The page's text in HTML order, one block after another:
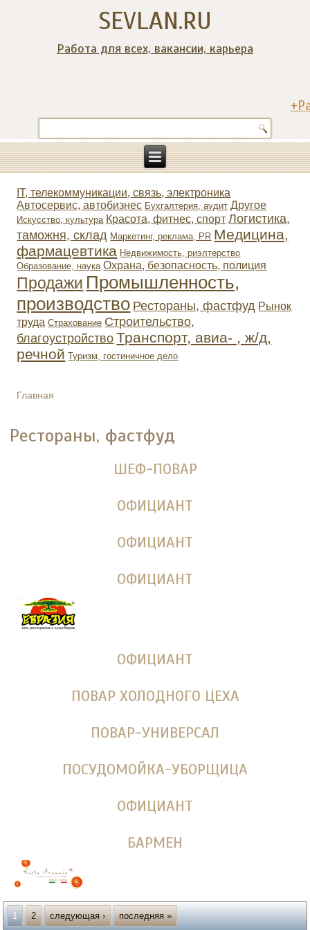
SEVLAN.RU
Работа для всех, вакансии, карьера
IT, телекоммуникации, связь, электроника
Автосервис, автобизнес Бухгалтерия, аудит Другое
Искусство, культура Красота, фитнес, спорт Логистика,
таможня, склад Маркетинг, реклама, PR Медицина,
фармацевтика Недвижимость, риэлтeрство
Образование, наука Охрана, безопасность, полиция
Продажи Промышленность,
производство Рестораны, фастфуд Рынок
труда Страхование Строительство,
благоустройство Транспорт, авиа- , ж/д,
речной Туризм, гостиничное дело
ВЫ ЗДЕСЬ
Главная
Рестораны, фастфуд
ШЕФ-ПОВАР
ОФИЦИАНТ
ОФИЦИАНТ
ОФИЦИАНТ
ОФИЦИАНТ
ПОВАР ХОЛОДНОГО ЦЕХА
ПОВАР-УНИВЕРСАЛ
ПОСУДОМОЙКА-УБОРЩИЦА
ОФИЦИАНТ
БАРМЕН
Страницы
1 2 следующая › последняя »